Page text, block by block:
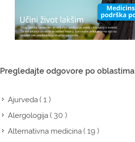
Pregledajte odgovore po oblastima
Ajurveda( 1 )
Alergologija( 30 )
Alternativna medicina( 19 )